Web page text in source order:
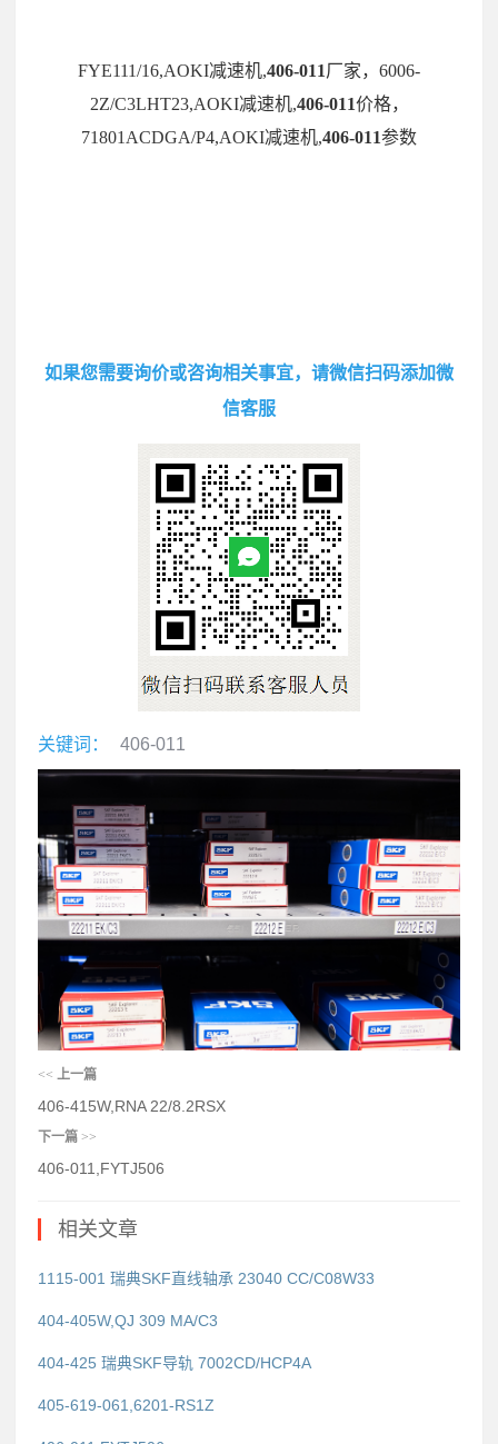
FYE111/16,AOKI减速机,406-011厂家，6006-
2Z/C3LHT23,AOKI减速机,406-011价格，
71801ACDGA/P4,AOKI减速机,406-011参数
如果您需要询价或咨询相关事宜，请微信扫码添加微
信客服
关键词： 406-011
<< 上一篇
406-415W,RNA 22/8.2RSX
下一篇 >>
406-011,FYTJ506
相关文章
1115-001 瑞典SKF直线轴承 23040 CC/C08W33
404-405W,QJ 309 MA/C3
404-425 瑞典SKF导轨 7002CD/HCP4A
405-619-061,6201-RS1Z